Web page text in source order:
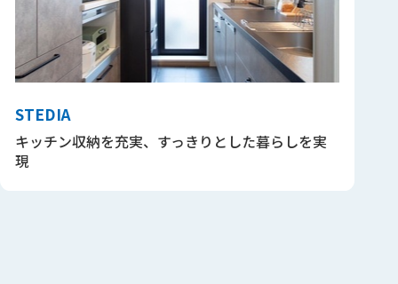
STEDIA
キッチン収納を充実、すっきりとした暮らしを実
現